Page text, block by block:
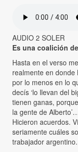
AUDIO 2 SOLER
Es una coalición
Hasta en el verso
realmente en donde
por lo menos en lo
decís ‘lo llevan del
tienen ganas,
la gente de
Hicieron acuerdos.
seriamente cuáles
trabajador argentino.